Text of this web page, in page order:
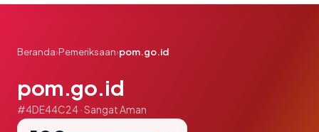
Beranda›Pemeriksaan›pom.go.id
pom.go.id
#4DE44C24 · Sangat Aman